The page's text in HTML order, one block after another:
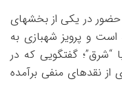
حضور در یکی از بخشهای
است و پرویز شهبازی به
“شرق”؛ گفتگویی که در
از نقدهای منفی برآمده